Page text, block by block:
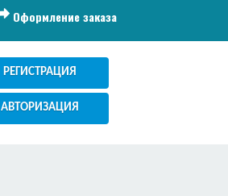
Оформление заказа
РЕГИСТРАЦИЯ
АВТОРИЗАЦИЯ